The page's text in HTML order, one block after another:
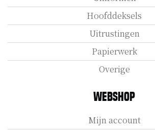
Hoofddeksels
Uitrustingen
Papierwerk
Overige
Webshop
Mijn account